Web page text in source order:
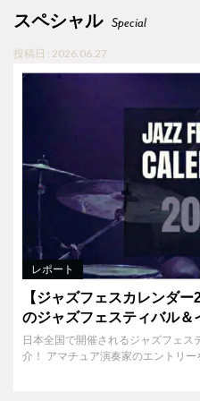
スペシャル Special
投稿日 : 2026.06.27
レポート
【ジャズフェスカレンダ
のジャズフェスティバル＆
日本全国で開催されるジャズフェ
介！ アマチュア演奏家のエントリー